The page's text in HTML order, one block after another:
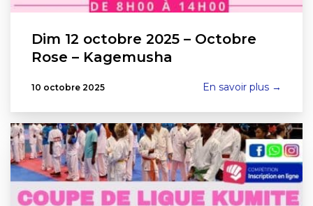
Dim 12 octobre 2025 – Octobre
Rose – Kagemusha
10 octobre 2025 En savoir plus →